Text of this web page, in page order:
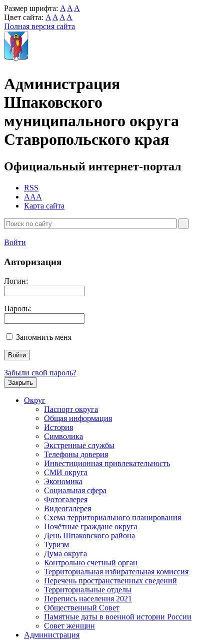
Размер шрифта: A A A
Цвет сайта: A A A A
Полная версия сайта
Администрация
Шпаковского
муниципального округа
Ставропольского края
Официальный интернет-портал
RSS
AAA
Карта сайта
Войти
Авторизация
Логин:
Пароль:
Запомнить меня
Забыли свой пароль?
Закрыть
Округ
Паспорт округа
Общая информация
История
Символика
Экстренные службы
Телефоны доверия
Инвестиционная привлекательность
СМИ округа
Экономика
Социальная сфера
Фотогалерея
Видеогалерея
Схема территориального планирования
Почётные граждане округа
День Шпаковского района
Туризм
Дума округа
Контрольно счетный орган
Территориальная избирательная комиссия
Перечень пространственных сведений
Территориальные отделы
Перепись населения 2021
Общественный Совет
Памятные даты в военной истории России
Совет женщин
Администрация